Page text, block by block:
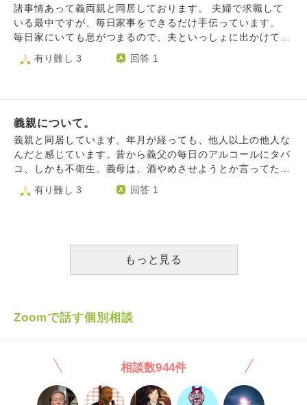
たり、私たちが許されなかったことが兄弟夫婦には許されて
いたりすることにもモヤモヤします。 それでも、少しでも
認めてもらえるようにと、義実家へ頻繁に顔を出したり親戚
で嫌な言葉を浴びせられてきたという怒りや悔しさのような
しまったこともあります。 その度に、自分のことが嫌にな
ります。いつでも心穏やかにいたいのに、人として恥ずかし
くない行いをしたいのに、どうしてもできません。自分のこ
とが嫌でそれがまた辛いです。
諸事情あって義両親と同居しております。 夫婦で求職して
いる最中ですが、毎日家事をできるだけ手伝っています。
毎日家にいても息がつまるので、夫といっしょに出かけては
います。 夕飯の準備などあるので、いつもは16時には帰っ
てるのですが、今日は残り物で済ませられるから、いつもよ
ら『なんで連絡よこさないのか？』と責められてしまいまし
た。 たしかに連絡しなかったこちらに落ち度はありますが
『なにか病気持ってるの？』とつめられ、10年以上前にうつ
状態になっていたこと、働くようになってからは大丈夫だっ
た。すると結婚当初、私の実家にいったとき、私がなにもし
係ないのでは…？と考えてとてももやもやしてしまいまし
た。 義両親、とくに義母は所謂毒親で、過干渉で周りと比
前に、私の心がおかしくなりそうです。 夫も、私のことは
フォローしてくれるときはありますが、ストレスがたまって
ます。 そのうち、消えてしまいたい、死んでしまおうと思
きるようになるのでしょうか… 私が弱いだけなのでしょう
有り難し 3 回答 1
義親について。
義親と同居しています。年月が経っても、他人以上の他人な
んだと感じています。昔から義父の毎日のアルコールにタバ
コ、しかも不衛生。義母は、酒やめさせようとか言ってたけ
ど、毎日お酒も与えてる。最初からアル中、ニコチン中毒だ
った。タバコの副流煙も子供たちのところまできてる。子供
えてるからと、訳がわからないことを言う。完全に頭おかし
かってない。自分のためなら誰でも良かったんだ。色んなこ
とを犠牲にしてきた自分がバカらしい。そもそも昔からの男
見下している。自分たちも、平気で迷惑行為してるくせに、
なんでそんな偉そうなんだろう。多分精神病だと思うんで
す。口に出すこと自体信じられません。
有り難し 3 回答 1
もっと見る
Zoomで話す個別相談
相談数944件